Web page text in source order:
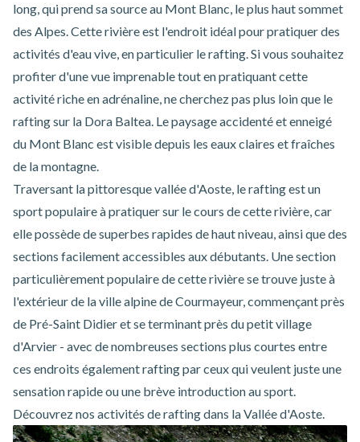
long, qui prend sa source au Mont Blanc, le plus haut sommet
des Alpes. Cette rivière est l'endroit idéal pour pratiquer des
activités d'eau vive, en particulier le rafting. Si vous souhaitez
profiter d'une vue imprenable tout en pratiquant cette
activité riche en adrénaline, ne cherchez pas plus loin que le
rafting sur la Dora Baltea. Le paysage accidenté et enneigé
du Mont Blanc est visible depuis les eaux claires et fraîches
de la montagne.
Traversant la pittoresque vallée d'Aoste, le rafting est un
sport populaire à pratiquer sur le cours de cette rivière, car
elle possède de superbes rapides de haut niveau, ainsi que des
sections facilement accessibles aux débutants. Une section
particulièrement populaire de cette rivière se trouve juste à
l'extérieur de la ville alpine de Courmayeur, commençant près
de Pré-Saint Didier et se terminant près du petit village
d'Arvier - avec de nombreuses sections plus courtes entre
ces endroits également rafting par ceux qui veulent juste une
sensation rapide ou une brève introduction au sport.
Découvrez nos activités de rafting dans la Vallée d'Aoste.